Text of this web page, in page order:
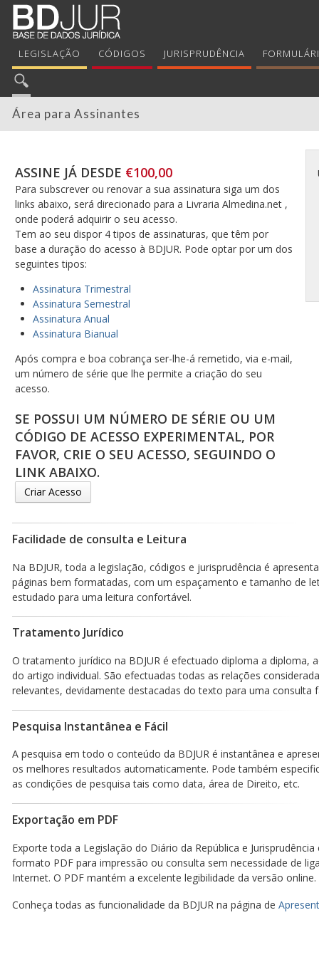
LEGISLAÇÃO CÓDIGOS JURISPRUDÊNCIA
Área para Assinantes
ASSINE JÁ DESDE €100,00
Para subscrever ou renovar a sua assinatura siga um dos
links abaixo, será direcionado para a Livraria Almedina.net ,
onde poderá adquirir o seu acesso.
Tem ao seu dispor 4 tipos de assinaturas, que têm por
base a duração do acesso à BDJUR. Pode optar por um dos
seguintes tipos:
Assinatura Trimestral
Assinatura Semestral
Assinatura Anual
Assinatura Bianual
Após compra e boa cobrança ser-lhe-á remetido, via e-mail,
um número de série que lhe permite a criação do seu
acesso.
SE POSSUI UM NÚMERO DE SÉRIE OU UM
CÓDIGO DE ACESSO EXPERIMENTAL, POR
FAVOR, CRIE O SEU ACESSO, SEGUINDO O
LINK ABAIXO.
Criar Acesso
Facilidade de consulta e Leitura
Na BDJUR, toda a legislação, códigos e jurisprudência é
páginas bem formatadas, com um espaçamento e tamanho de
estudado para uma leitura confortável.
Tratamento Jurídico
O tratamento jurídico na BDJUR é efectuado diploma a diploma,
do artigo individual. São efectuadas todas as relações
relevantes, devidamente destacadas do texto para uma consulta
Pesquisa Instantânea e Fácil
A pesquisa em todo o conteúdo da BDJUR é instantânea e
os melhores resultados automaticamente. Pode também
as condições de pesquisa tais como data, área de Direito, etc.
Exportação em PDF
Exporte toda a Legislação do Diário da República e Jurisprudência
formato PDF para impressão ou consulta sem necessidade de
Internet. O PDF mantém a excelente legibilidade da versão online.
Conheça todas as funcionalidade da BDJUR na página de